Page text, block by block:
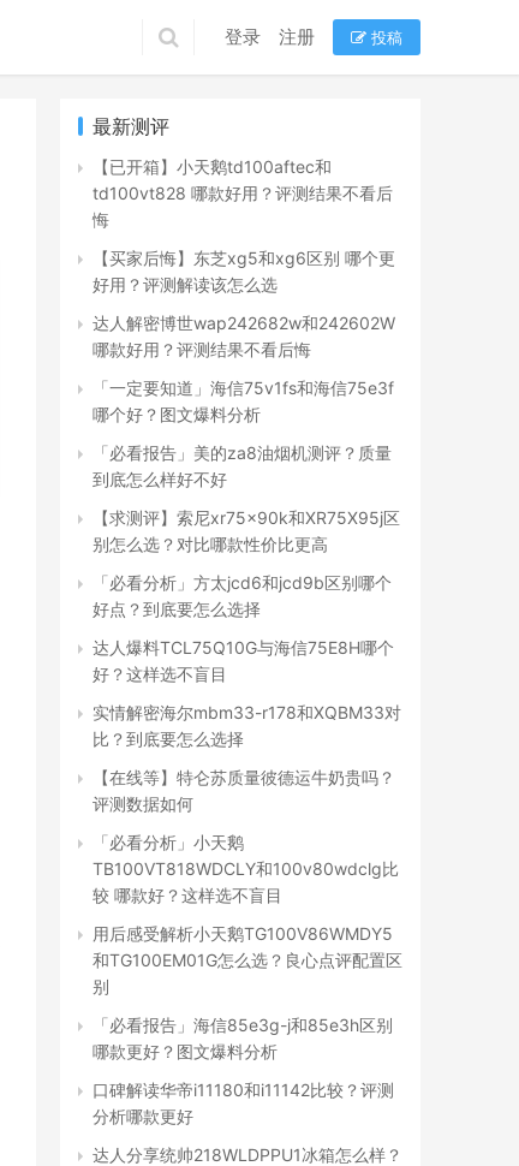
登录 注册 投稿
最新测评
【已开箱】小天鹅td100aftec和
td100vt828 哪款好用？评测结果不看后
悔
【买家后悔】东芝xg5和xg6区别 哪个更
好用？评测解读该怎么选
达人解密博世wap242682w和242602W
哪款好用？评测结果不看后悔
「一定要知道」海信75v1fs和海信75e3f
哪个好？图文爆料分析
「必看报告」美的za8油烟机测评？质量
到底怎么样好不好
【求测评】索尼xr75x90k和XR75X95j区
别怎么选？对比哪款性价比更高
「必看分析」方太jcd6和jcd9b区别哪个
好点？到底要怎么选择
达人爆料TCL75Q10G与海信75E8H哪个
好？这样选不盲目
实情解密海尔mbm33-r178和XQBM33对
比？到底要怎么选择
【在线等】特仑苏质量彼德运牛奶贵吗？
评测数据如何
「必看分析」小天鹅
TB100VT818WDCLY和100v80wdclg比
较 哪款好？这样选不盲目
用后感受解析小天鹅TG100V86WMDY5
和TG100EM01G怎么选？良心点评配置区
别
「必看报告」海信85e3g-j和85e3h区别
哪款更好？图文爆料分析
口碑解读华帝i11180和i11142比较？评测
分析哪款更好
达人分享统帅218WLDPPU1冰箱怎么样？